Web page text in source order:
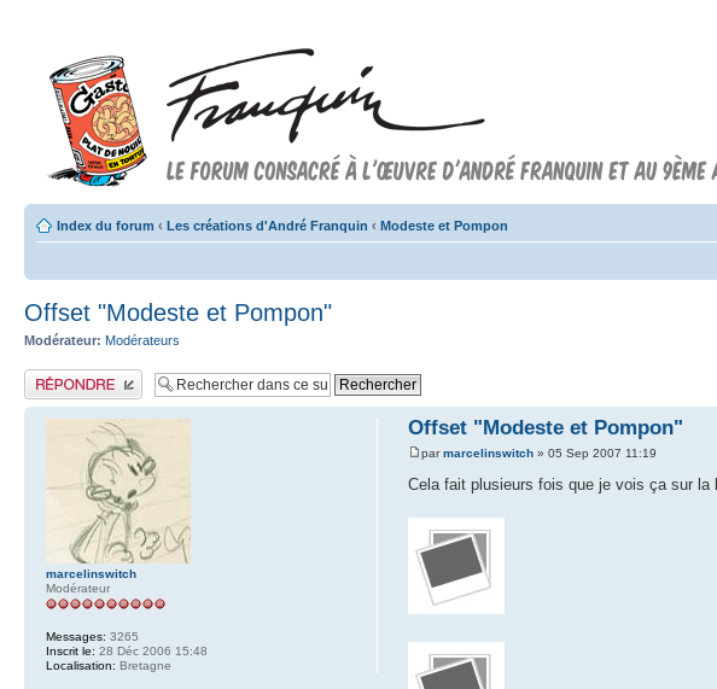
Index du forum ‹ Les créations d'André Franquin ‹ Modeste et Pompon
Offset "Modeste et Pompon"
Modérateur: Modérateurs
Publier une réponse
Offset "Modeste et Pompon"
parmarcelinswitch » 05 Sep 2007 11:19
Cela fait plusieurs fois que je vois ça sur la
marcelinswitch
Modérateur
Messages: 3265
Inscrit le: 28 Déc 2006 15:48
Localisation: Bretagne